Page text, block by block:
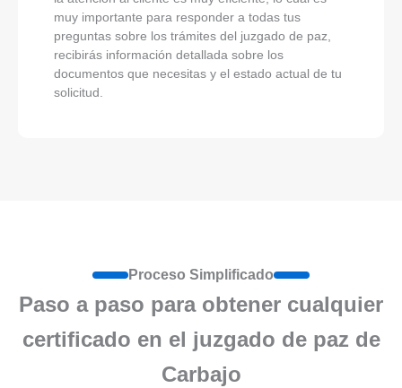
muy importante para responder a todas tus
preguntas sobre los trámites del juzgado de paz,
recibirás información detallada sobre los
documentos que necesitas y el estado actual de tu
solicitud.
Proceso Simplificado
Paso a paso para obtener cualquier
certificado en el juzgado de paz de
Carbajo